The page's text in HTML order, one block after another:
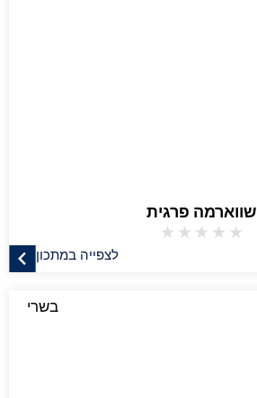
שווארמה פרגית
★
★
★
★
★
לצפייה במתכון
בשרי